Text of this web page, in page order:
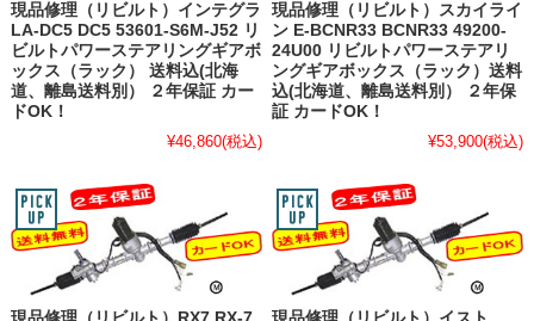
現品修理（リビルト）インテグラ
LA-DC5 DC5 53601-S6M-J52 リ
ビルトパワーステアリングギアボ
ックス（ラック） 送料込(北海
道、離島送料別） ２年保証 カー
ドOK！
¥46,860(税込)
現品修理（リビルト）スカイライ
ン E-BCNR33 BCNR33 49200-
24U00 リビルトパワーステアリ
ングギアボックス（ラック）送料
込(北海道、離島送料別） ２年保
証 カードOK！
¥53,900(税込)